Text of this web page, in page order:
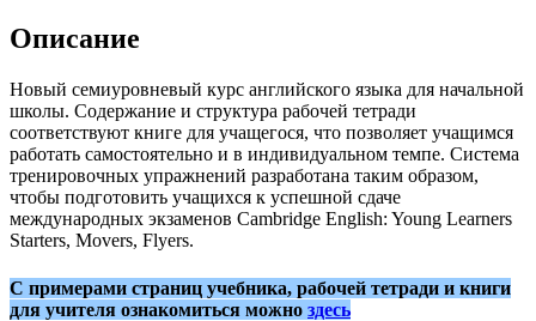
Описание
Новый семиуровневый курс английского языка для начальной
школы. Содержание и структура рабочей тетради
соответствуют книге для учащегося, что позволяет учащимся
работать самостоятельно и в индивидуальном темпе. Система
тренировочных упражнений разработана таким образом,
чтобы подготовить учащихся к успешной сдаче
международных экзаменов Cambridge English: Young Learners
Starters, Movers, Flyers.
С примерами страниц учебника, рабочей тетради и книги
для учителя ознакомиться можно здесь